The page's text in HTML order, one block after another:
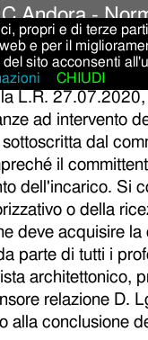
Andora -
2020
L.R.
ad intervento
dal
il
dell'incarico. Si
o della
deve acquisire
parte di tutti i
architettonico,
relazione D.
alla conclusione
propri e di terze
e per il
sito acconsenti
CHIUDI